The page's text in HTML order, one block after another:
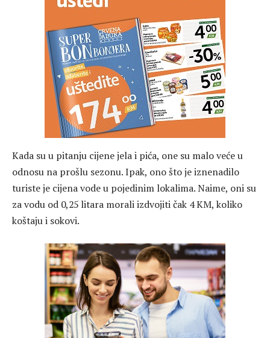
Kada su u pitanju cijene jela i pića, one su malo veće u
odnosu na prošlu sezonu. Ipak, ono što je iznenadilo
turiste je cijena vode u pojedinim lokalima. Naime, oni su
za vodu od 0,25 litara morali izdvojiti čak 4 KM, koliko
koštaju i sokovi.